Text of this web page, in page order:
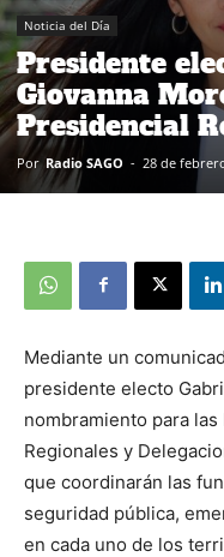
Noticia del Día
Presidente
Giovanna
Presidencial
Por Radio SAGO - 28 de
Mediante un
presidente electo
nombramiento para
Regionales y
que coordinarán las
seguridad pública,
en cada uno de los